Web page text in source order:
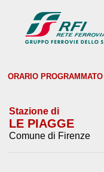
ORARIO
Stazione di
LE PIAGGE
Comune di Firenze